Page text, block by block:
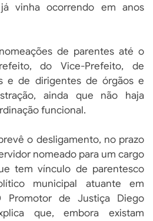
vinha ocorrendo em anos
de parentes até o
do Vice-Prefeito, de
e de dirigentes de órgãos e
ainda que não haja
funcional.
o desligamento, no prazo
nomeado para um cargo
tem vínculo de parentesco
municipal atuante em
Promotor de Justiça Diego
que, embora existam